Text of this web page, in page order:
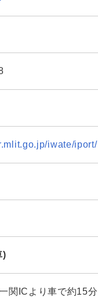
iwate/iport/
)
関ICより車で約15分